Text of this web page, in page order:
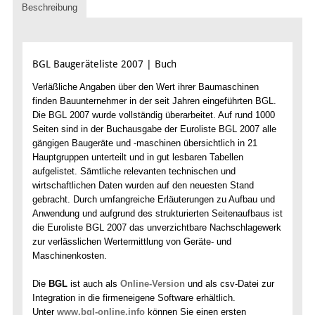
Beschreibung
BGL Baugeräteliste 2007 | Buch
Verläßliche Angaben über den Wert ihrer Baumaschinen
finden Bauunternehmer in der seit Jahren eingeführten BGL.
Die BGL 2007 wurde vollständig überarbeitet. Auf rund 1000
Seiten sind in der Buchausgabe der Euroliste BGL 2007 alle
gängigen Baugeräte und -maschinen übersichtlich in 21
Hauptgruppen unterteilt und in gut lesbaren Tabellen
aufgelistet. Sämtliche relevanten technischen und
wirtschaftlichen Daten wurden auf den neuesten Stand
gebracht. Durch umfangreiche Erläuterungen zu Aufbau und
Anwendung und aufgrund des strukturierten Seitenaufbaus ist
die Euroliste BGL 2007 das unverzichtbare Nachschlagewerk
zur verlässlichen Wertermittlung von Geräte- und
Maschinenkosten.
Die BGL ist auch als Online-Version und als csv-Datei zur
Integration in die firmeneigene Software erhältlich.
Unter www.bgl-online.infokönnen Sie einen ersten